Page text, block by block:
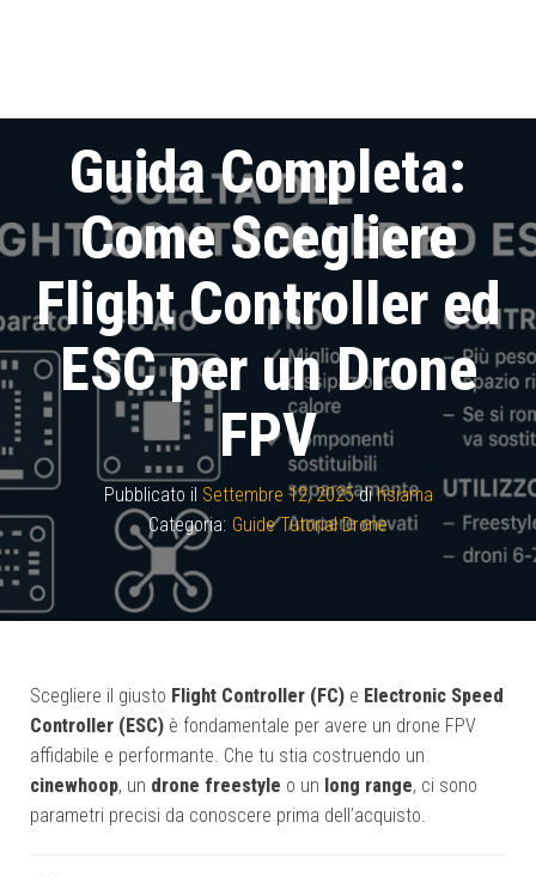
Guida Completa:
Come Scegliere
Flight Controller ed
ESC per un Drone
FPV
Pubblicato il Settembre 12, 2025dihsiama
Categoria: Guide Tutorial Drone
Scegliere il giusto Flight Controller (FC) e Electronic Speed
Controller (ESC) è fondamentale per avere un drone FPV
affidabile e performante. Che tu stia costruendo un
cinewhoop, un drone freestyle o un long range, ci sono
parametri precisi da conoscere prima dell’acquisto.